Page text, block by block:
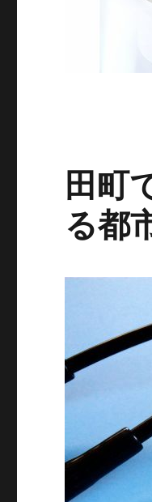
田町
る都